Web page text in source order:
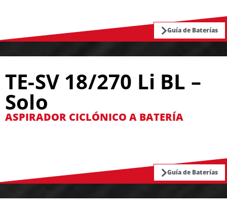
Guía de Baterías
TE-SV 18/270 Li BL –
Solo
ASPIRADOR CICLÓNICO A BATERÍA
Guía de Baterías